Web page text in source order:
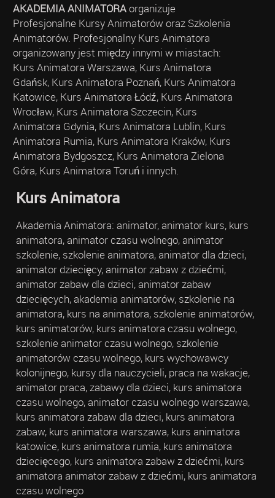
AKADEMIA ANIMATORAorganizuje
Profesjonalne Kursy Animatorów oraz Szkolenia
Animatorów. Profesjonalny Kurs Animatora
organizowany jest między innymi w miastach:
Kurs Animatora Warszawa, Kurs Animatora
Gdańsk, Kurs Animatora Poznań, Kurs Animatora
Katowice, Kurs Animatora Łódź, Kurs Animatora
Wrocław, Kurs Animatora Szczecin, Kurs
Animatora Gdynia, Kurs Animatora Lublin, Kurs
Animatora Rumia, Kurs Animatora Kraków, Kurs
Animatora Bydgoszcz, Kurs Animatora Zielona
Góra, Kurs Animatora Toruń i innych.
Kurs Animatora
Akademia Animatora: animator, animator kurs, kurs
animatora, animator czasu wolnego, animator
szkolenie, szkolenie animatora, animator dla dzieci,
animator dziecięcy, animator zabaw z dziećmi,
animator zabaw dla dzieci, animator zabaw
dziecięcych, akademia animatorów, szkolenie na
animatora, kurs na animatora, szkolenie animatorów,
kurs animatorów, kurs animatora czasu wolnego,
szkolenie animator czasu wolnego, szkolenie
animatorów czasu wolnego, kurs wychowawcy
kolonijnego, kursy dla nauczycieli, praca na wakacje,
animator praca, zabawy dla dzieci, kurs animatora
czasu wolnego, animator czasu wolnego warszawa,
kurs animatora zabaw dla dzieci, kurs animatora
zabaw, kurs animatora warszawa, kurs animatora
katowice, kurs animatora rumia, kurs animatora
dziecięcego, kurs animatora zabaw z dziećmi, kurs
animatora animator zabaw z dziećmi, kurs animatora
czasu wolnego